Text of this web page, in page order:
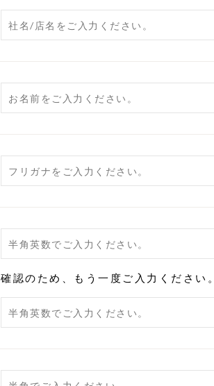
確認のため、もう一度ご入力ください。